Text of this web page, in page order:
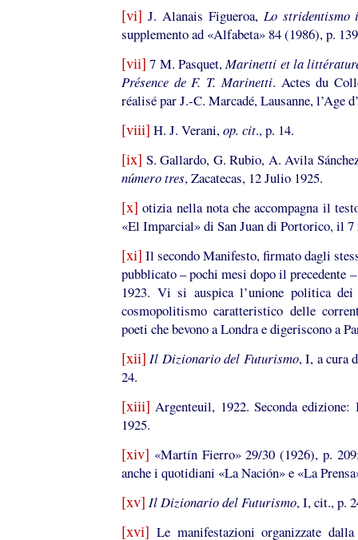
[vi] J. Alanais Figueroa, Lo stridentismo
supplemento ad «Alfabeta» 84 (1986), p.
[vii] 7 M. Pasquet,Marinetti et la
Présence de F. T. Marinetti. Actes du
réalisé par J.-C. Marcadé, Lausanne, l’Age
[viii] H. J. Verani,op. cit., p. 14.
[ix] S. Gallardo, G. Rubio, A. Avila
número tres, Zacatecas, 12 Julio 1925.
[x] otizia nella nota che accompagna il
«El Imparcial» di San Juan di Portorico, il 7
[xi] Il secondo Manifesto, firmato dagli
pubblicato – pochi mesi dopo il precedente
1923. Vi si auspica l’unione politica
cosmopolitismo caratteristico delle
poeti che bevono a Londra e digeriscono a
[xii] Il Dizionario del Futurismo, I, a cura
24.
[xiii] Argenteuil, 1922. Seconda
1925.
[xiv] «Martín Fierro» 29/30 (1926), p.
anche i quotidiani «La Nación» e «La
[xv] Il Dizionario del Futurismo, I, cit., p.
[xvi] Le manifestazioni organizzate